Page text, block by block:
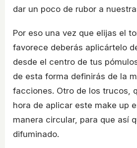
dar un poco de rubor a
Por eso una vez que elijas el
favorece deberás aplicártelo
desde el centro de tus
de esta forma definirás de la
facciones. Otro de los trucos,
hora de aplicar este make up
manera circular, para que así
difuminado.